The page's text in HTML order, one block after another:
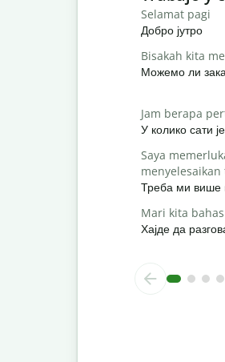
Selamat pagi
Добро јутро
Bisakah kita
Можемо ли
Jam berapa
У колико сати
Saya
Треба ми више
Mari kita
Хајде да